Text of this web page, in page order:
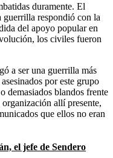
duramente. El
guerrilla respondió con la
del apoyo popular en
los civiles fueron
a ser una guerrilla más
por este grupo
demasiados blandos frente
allí presente,
que ellos no eran
el jefe de Sendero